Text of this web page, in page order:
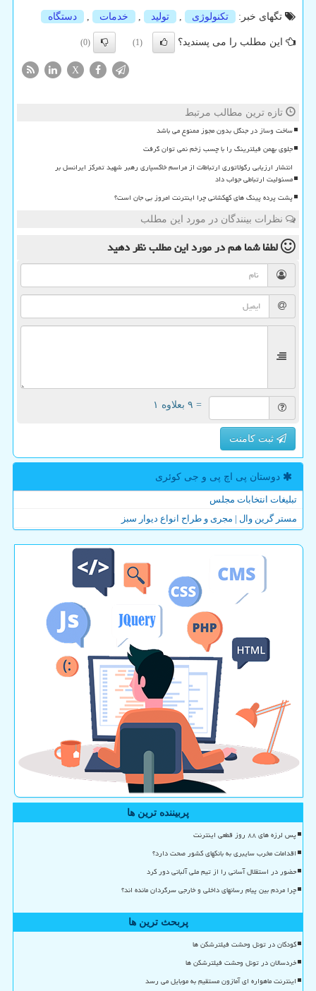
تگهای خبر:
تكنولوژی تولید خدمات دستگاه
این مطلب را می پسندید؟ (1)
(0)
X
تازه ترین مطالب مرتبط
ساخت وساز در جنگل بدون مجوز ممنوع می باشد
جلوی بهمن فیلترینگ را با چسب زخم نمی توان گرفت
انتشار ارزیابی رگولاتوری ارتباطات از مراسم خاکسپاری رهبر شهید تمرکز ایرانسل بر
مسئولیت ارتباطی جواب داد
پشت پرده پینگ های کهکشانی چرا اینترنت امروز بی جان است؟
نظرات بینندگان در مورد این مطلب
لطفا شما همدر مورد این مطلبنظر دهید
= ۹ بعلاوه ۱
ثبت کامنت
دوستان پی اچ پی و جی كوئری
تبلیغات انتخابات مجلس
مستر گرین وال | مجری و طراح انواع دیوار سبز
پربیننده ترین ها
پس لرزه های ۸۸ روز قطعی اینترنت
اقدامات مخرب سایبری به بانکهای کشور صحت دارد؟
حضور در استقلال آسانی را از تیم ملی آلبانی دور کرد
چرا مردم بین پیام رسانهای داخلی و خارجی سرگردان مانده اند؟
پربحث ترین ها
کودکان در تونل وحشت فیلترشکن ها
خردسالان در تونل وحشت فیلترشکن ها
اینترنت ماهواره ای آمازون مستقیم به موبایل می رسد